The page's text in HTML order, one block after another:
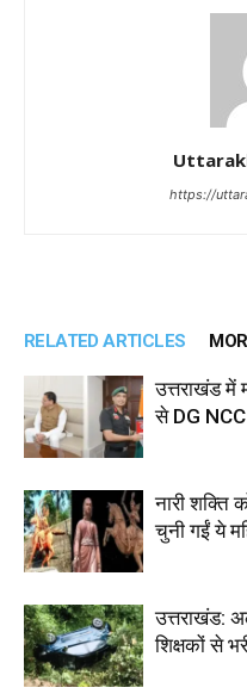
https://
RELATED ARTICLES
उत्तराखंड में
से DG NCC
नारी शक्ति
चुनी गईं ये
उत्तराखंड:
शिक्षकों से